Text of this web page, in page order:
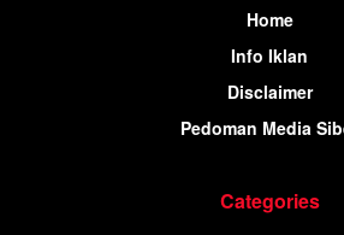
Home
Info Iklan
Disclaimer
Pedoman Media
Categories